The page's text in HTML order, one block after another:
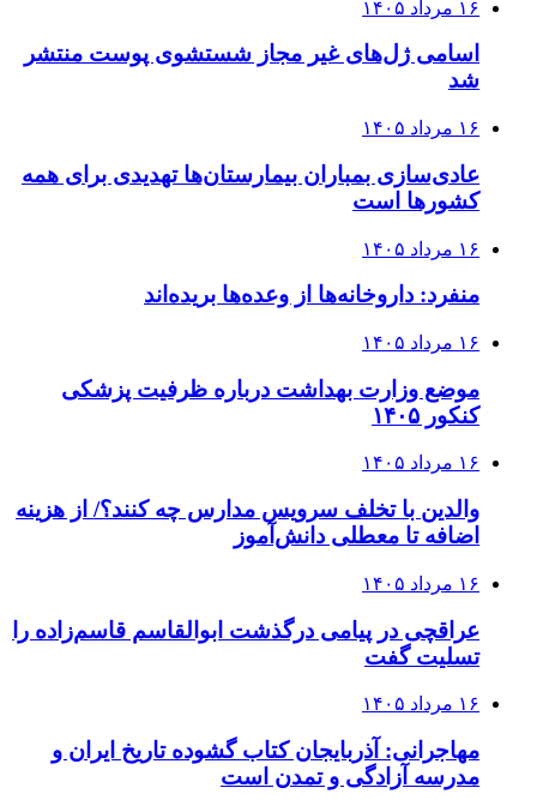
۱۶ مرداد ۱۴۰۵
اسامی ژل‌های غیر مجاز شستشوی پوست منتشر
شد
۱۶ مرداد ۱۴۰۵
عادی‌سازی بمباران بیمارستان‌ها تهدیدی برای همه
کشورها است
۱۶ مرداد ۱۴۰۵
منفرد: داروخانه‌ها از وعده‌ها بریده‌اند
۱۶ مرداد ۱۴۰۵
موضع وزارت بهداشت درباره ظرفیت پزشکی
کنکور ۱۴۰۵
۱۶ مرداد ۱۴۰۵
والدین با تخلف سرویس مدارس چه کنند؟/ از هزینه
اضافه تا معطلی دانش‌آموز
۱۶ مرداد ۱۴۰۵
عراقچی در پیامی درگذشت ابوالقاسم قاسم‌زاده را
تسلیت گفت
۱۶ مرداد ۱۴۰۵
مهاجرانی: آذربایجان کتاب گشوده تاریخ ایران و
مدرسه آزادگی و تمدن است